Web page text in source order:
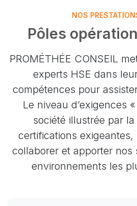
NOS
Pôles
PROMÉTHÉE CONSEIL
experts HSE dans
compétences pour
Le niveau d’exigences
société illustrée par
certifications
collaborer et apporter nos
environnements les